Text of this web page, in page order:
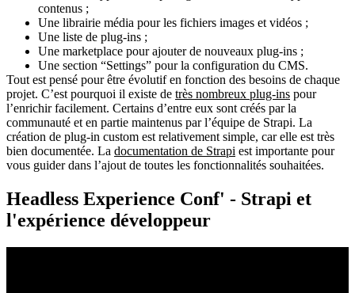
contenus ;
Une librairie média pour les fichiers images et vidéos ;
Une liste de plug-ins ;
Une marketplace pour ajouter de nouveaux plug-ins ;
Une section “Settings” pour la configuration du CMS.
Tout est pensé pour être évolutif en fonction des besoins de chaque
projet. C’est pourquoi il existe de très nombreux plug-ins pour
l’enrichir facilement. Certains d’entre eux sont créés par la
communauté et en partie maintenus par l’équipe de Strapi. La
création de plug-in custom est relativement simple, car elle est très
bien documentée. La documentation de Strapi est importante pour
vous guider dans l’ajout de toutes les fonctionnalités souhaitées.
Headless Experience Conf' - Strapi et
l'expérience développeur